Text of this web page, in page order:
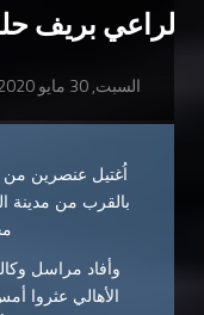
الراعي بريف
السبت, 30 مايو 2020
اُغتيل عنصرين من
بالقرب من مدينة
وأفاد مراسل
الأهالي عثروا